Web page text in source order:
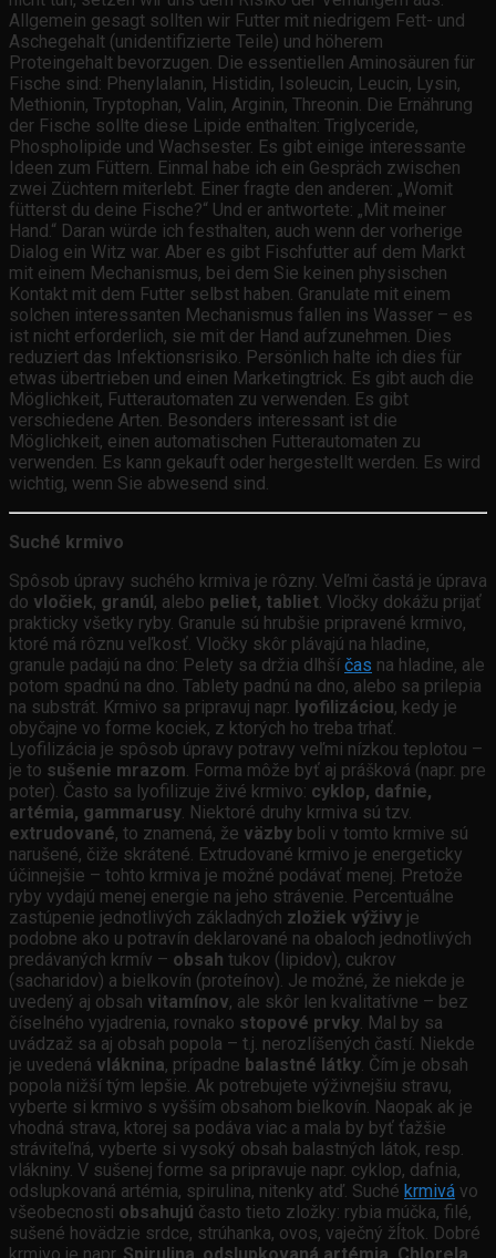
Allgemein gesagt sollten wir Futter mit niedrigem Fett- und
Aschegehalt (unidentifizierte Teile) und höherem
Proteingehalt bevorzugen. Die essentiellen Aminosäuren für
Fische sind: Phenylalanin, Histidin, Isoleucin, Leucin, Lysin,
Methionin, Tryptophan, Valin, Arginin, Threonin. Die Ernährung
der Fische sollte diese Lipide enthalten: Triglyceride,
Phospholipide und Wachsester. Es gibt einige interessante
Ideen zum Füttern. Einmal habe ich ein Gespräch zwischen
zwei Züchtern miterlebt. Einer fragte den anderen: „Womit
fütterst du deine Fische?“ Und er antwortete: „Mit meiner
Hand.“ Daran würde ich festhalten, auch wenn der vorherige
Dialog ein Witz war. Aber es gibt Fischfutter auf dem Markt
mit einem Mechanismus, bei dem Sie keinen physischen
Kontakt mit dem Futter selbst haben. Granulate mit einem
solchen interessanten Mechanismus fallen ins Wasser – es
ist nicht erforderlich, sie mit der Hand aufzunehmen. Dies
reduziert das Infektionsrisiko. Persönlich halte ich dies für
etwas übertrieben und einen Marketingtrick. Es gibt auch die
Möglichkeit, Futterautomaten zu verwenden. Es gibt
verschiedene Arten. Besonders interessant ist die
Möglichkeit, einen automatischen Futterautomaten zu
verwenden. Es kann gekauft oder hergestellt werden. Es wird
wichtig, wenn Sie abwesend sind.
Suché krmivo
Spôsob úpravy suchého krmiva je rôzny. Veľmi častá je úprava
do vločiek, granúl, alebo peliet, tabliet. Vločky dokážu prijať
prakticky všetky ryby. Granule sú hrubšie pripravené krmivo,
ktoré má rôznu veľkosť. Vločky skôr plávajú na hladine,
granule padajú na dno: Pelety sa držia dlhší čas na hladine, ale
potom spadnú na dno. Tablety padnú na dno, alebo sa prilepia
na substrát. Krmivo sa pripravuj napr. lyofilizáciou, kedy je
obyčajne vo forme kociek, z ktorých ho treba trhať.
Lyofilizácia je spôsob úpravy potravy veľmi nízkou teplotou –
je to sušenie mrazom. Forma môže byť aj prášková (napr. pre
poter). Často sa lyofilizuje živé krmivo: cyklop, dafnie,
artémia, gammarusy. Niektoré druhy krmiva sú tzv.
extrudované, to znamená, že väzby boli v tomto krmive sú
narušené, čiže skrátené. Extrudované krmivo je energeticky
účinnejšie – tohto krmiva je možné podávať menej. Pretože
ryby vydajú menej energie na jeho strávenie. Percentuálne
zastúpenie jednotlivých základných zložiek výživy je
podobne ako u potravín deklarované na obaloch jednotlivých
predávaných krmív – obsah tukov (lipidov), cukrov
(sacharidov) a bielkovín (proteínov). Je možné, že niekde je
uvedený aj obsah vitamínov, ale skôr len kvalitatívne – bez
číselného vyjadrenia, rovnako stopové prvky. Mal by sa
uvádzaž sa aj obsah popola – t.j. nerozlíšených častí. Niekde
je uvedená vláknina, prípadne balastné látky. Čím je obsah
popola nižší tým lepšie. Ak potrebujete výživnejšiu stravu,
vyberte si krmivo s vyšším obsahom bielkovín. Naopak ak je
vhodná strava, ktorej sa podáva viac a mala by byť ťažšie
stráviteľná, vyberte si vysoký obsah balastných látok, resp.
vlákniny. V sušenej forme sa pripravuje napr. cyklop, dafnia,
odslupkovaná artémia, spirulina, nitenky atď. Suché krmivá vo
všeobecnosti obsahujú často tieto zložky: rybia múčka, filé,
sušené hovädzie srdce, strúhanka, ovos, vaječný žĺtok. Dobré